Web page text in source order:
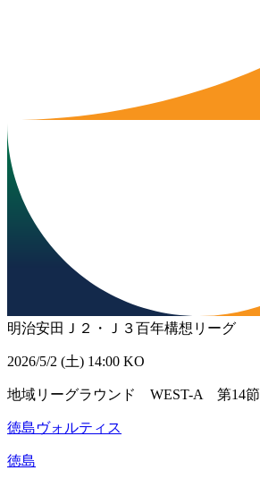
明治安田Ｊ２・Ｊ３百年構想リーグ
2026/5/2 (土) 14:00 KO
地域リーグラウンド WEST-A 第14節
徳島ヴォルティス
徳島